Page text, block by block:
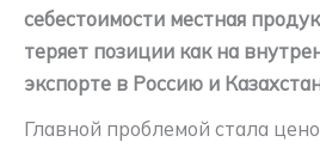
себестоимости местная
теряет позиции как на
экспорте в Россию и
Главной проблемой стала